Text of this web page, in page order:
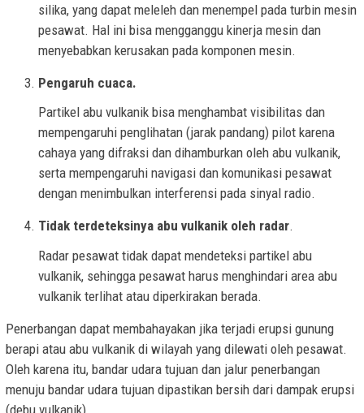
silika, yang dapat meleleh dan menempel pada turbin mesin
pesawat. Hal ini bisa mengganggu kinerja mesin dan
menyebabkan kerusakan pada komponen mesin.
Pengaruh cuaca.
Partikel abu vulkanik bisa menghambat visibilitas dan
mempengaruhi penglihatan (jarak pandang) pilot karena
cahaya yang difraksi dan dihamburkan oleh abu vulkanik,
serta mempengaruhi navigasi dan komunikasi pesawat
dengan menimbulkan interferensi pada sinyal radio.
Tidak terdeteksinya abu vulkanik oleh radar.
Radar pesawat tidak dapat mendeteksi partikel abu
vulkanik, sehingga pesawat harus menghindari area abu
vulkanik terlihat atau diperkirakan berada.
Penerbangan dapat membahayakan jika terjadi erupsi gunung
berapi atau abu vulkanik di wilayah yang dilewati oleh pesawat.
Oleh karena itu, bandar udara tujuan dan jalur penerbangan
menuju bandar udara tujuan dipastikan bersih dari dampak erupsi
(debu vulkanik).